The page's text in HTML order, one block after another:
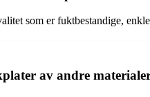
som er fuktbestandige,
av andre